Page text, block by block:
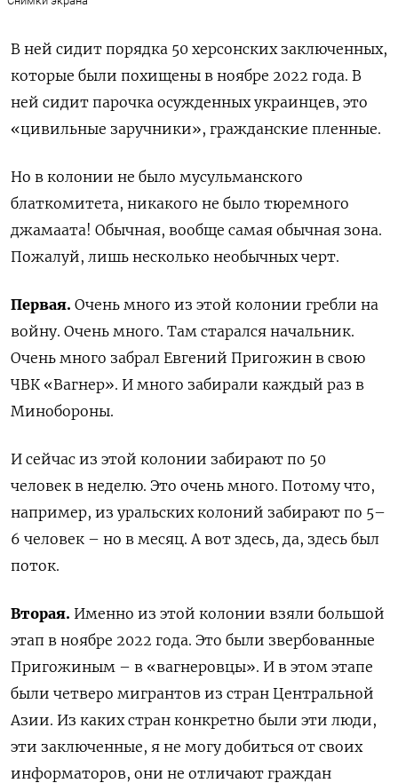
В ней сидит порядка 50 херсонских заключенных,
которые были похищены в ноябре 2022 года. В
ней сидит парочка осужденных украинцев, это
«цивильные заручники», гражданские пленные.
Но в колонии не было мусульманского
блаткомитета, никакого не было тюремного
джамаата! Обычная, вообще самая обычная зона.
Пожалуй, лишь несколько необычных черт.
Первая. Очень много из этой колонии гребли на
войну. Очень много. Там старался начальник.
Очень много забрал Евгений Пригожин в свою
ЧВК «Вагнер». И много забирали каждый раз в
Минобороны.
И сейчас из этой колонии забирают по 50
человек в неделю. Это очень много. Потому что,
например, из уральских колоний забирают по 5–
6 человек – но в месяц. А вот здесь, да, здесь был
поток.
Вторая. Именно из этой колонии взяли большой
этап в ноябре 2022 года. Это были звербованные
Пригожиным – в «вагнеровцы». И в этом этапе
были четверо мигрантов из стран Центральной
Азии. Из каких стран конкретно были эти люди,
эти заключенные, я не могу добиться от своих
информаторов, они не отличают граждан